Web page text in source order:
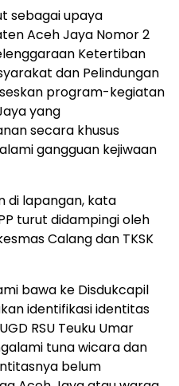
sebagai upaya
Aceh Jaya Nomor 2
Ketertiban
dan Pelindungan
program-kegiatan
yang
secara khusus
gangguan kejiwaan
di lapangan, kata
turut didampingi oleh
Calang dan TKSK
bawa ke Disdukcapil
identifikasi identitas
RSU Teuku Umar
tuna wicara dan
belum